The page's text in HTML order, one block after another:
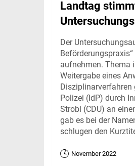
Landtag
Der
aufnehmen. Thema
Weitergabe eines
Disziplinarverfahren
Polizei (IdP) durch
Strobl (CDU) an
gab es bei der
schlugen den
November 2022